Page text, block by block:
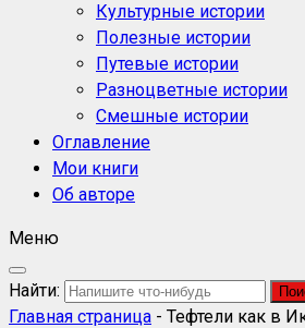
Культурные истории
Полезные истории
Путевые истории
Разноцветные истории
Смешные истории
Оглавление
Мои книги
Об авторе
Меню
Найти:
Главная страница - Тефтели как в